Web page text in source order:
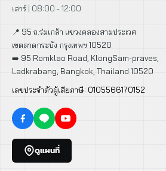
เสาร์ | 08:00 - 12:00
📍 95 ถ.ร่มเกล้า แขวงคลองสามประเวศ
เขตลาดกระบัง กรุงเทพฯ 10520
➡️ 95 Romklao Road, KlongSam-praves,
Ladkrabang, Bangkok, Thailand 10520
เลขประจำตัวผู้เสียภาษี: 0105566170152
ดูแผนที่